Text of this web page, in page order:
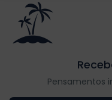
Pensamentos